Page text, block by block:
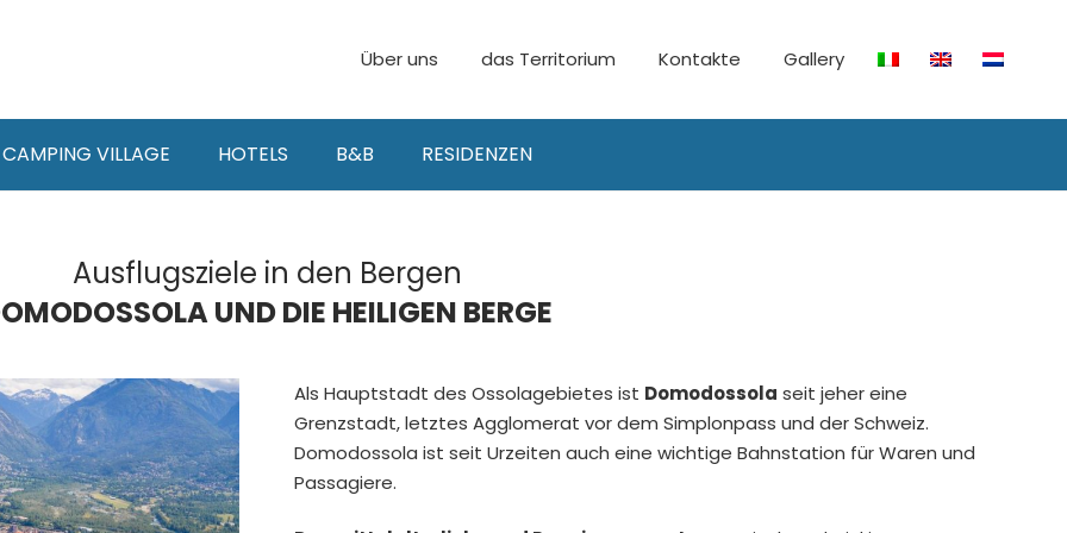
Über uns das Territorium Kontakte Gallery
CAMPING VILLAGE HOTELS B&B RESIDENZEN
Ausflugsziele in den Bergen
UND DIE HEILIGEN BERGE
Als Hauptstadt des Ossolagebietes ist Domodossola seit jeher eine
Grenzstadt, letztes Agglomerat vor dem Simplonpass und der Schweiz.
Domodossola ist seit Urzeiten auch eine wichtige Bahnstation für Waren und
Passagiere.